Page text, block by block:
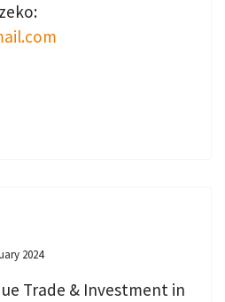
2024
Trade & Investment in